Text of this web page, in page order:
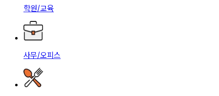
학원/교육
사무/오피스